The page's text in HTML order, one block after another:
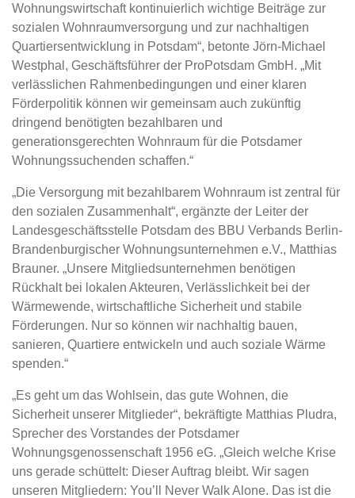
Wohnungswirtschaft kontinuierlich wichtige Beiträge zur
sozialen Wohnraumversorgung und zur nachhaltigen
Quartiersentwicklung in Potsdam“, betonte Jörn-Michael
Westphal, Geschäftsführer der ProPotsdam GmbH. „Mit
verlässlichen Rahmenbedingungen und einer klaren
Förderpolitik können wir gemeinsam auch zukünftig
dringend benötigten bezahlbaren und
generationsgerechten Wohnraum für die Potsdamer
Wohnungssuchenden schaffen.“
„Die Versorgung mit bezahlbarem Wohnraum ist zentral für
den sozialen Zusammenhalt“, ergänzte der Leiter der
Landesgeschäftsstelle Potsdam des BBU Verbands Berlin-
Brandenburgischer Wohnungsunternehmen e.V., Matthias
Brauner. „Unsere Mitgliedsunternehmen benötigen
Rückhalt bei lokalen Akteuren, Verlässlichkeit bei der
Wärmewende, wirtschaftliche Sicherheit und stabile
Förderungen. Nur so können wir nachhaltig bauen,
sanieren, Quartiere entwickeln und auch soziale Wärme
spenden.“
„Es geht um das Wohlsein, das gute Wohnen, die
Sicherheit unserer Mitglieder“, bekräftigte Matthias Pludra,
Sprecher des Vorstandes der Potsdamer
Wohnungsgenossenschaft 1956 eG. „Gleich welche Krise
uns gerade schüttelt: Dieser Auftrag bleibt. Wir sagen
unseren Mitgliedern: You’ll Never Walk Alone. Das ist die